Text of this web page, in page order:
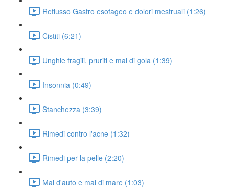
Reflusso Gastro esofageo e dolori mestruali (1:26)
Cistiti (6:21)
Unghie fragili, pruriti e mal di gola (1:39)
Insonnia (0:49)
Stanchezza (3:39)
Rimedi contro l'acne (1:32)
Rimedi per la pelle (2:20)
Mal d'auto e mal di mare (1:03)